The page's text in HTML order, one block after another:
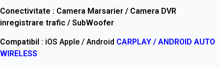
Conectivitate : Camera Marsarier / Camera DVR
inregistrare trafic / SubWoofer
Compatibil : iOS Apple / Android CARPLAY / ANDROID AUTO
WIRELESS